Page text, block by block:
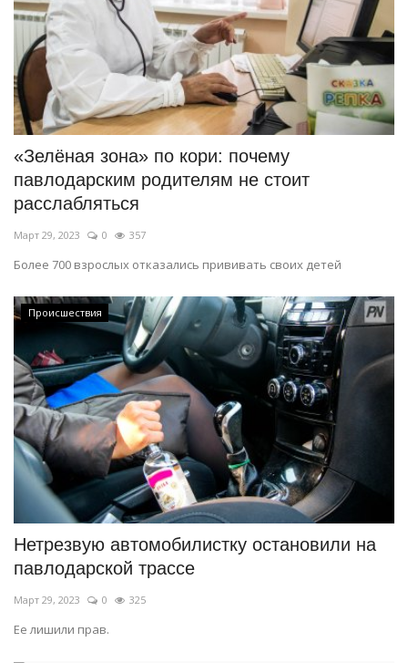
«Зелёная зона» по кори: почему
павлодарским родителям не стоит
расслабляться
Март 29, 2023 0 357
Более 700 взрослых отказались прививать своих детей
Происшествия
Нетрезвую автомобилистку остановили на
павлодарской трассе
Март 29, 2023 0 325
Ее лишили прав.